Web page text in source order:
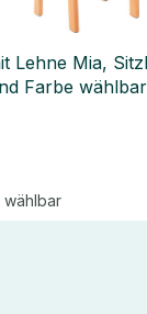
Lehne Mia,
Farbe wählbar
wählbar